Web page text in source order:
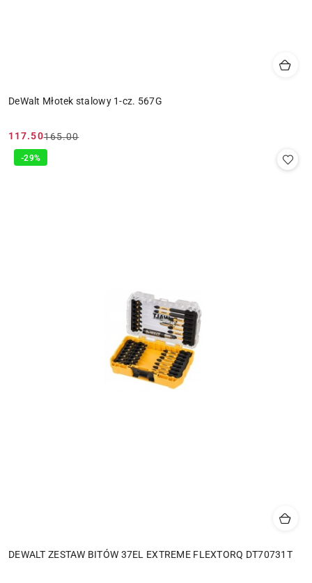
DeWalt Młotek stalowy 1-cz. 567G
Cena
promocyjna:
117.50
Cena
przed
165.00
DEWALT ZESTAW BITÓW 37EL EXTREME FLEXTORQ DT70731T
-29%